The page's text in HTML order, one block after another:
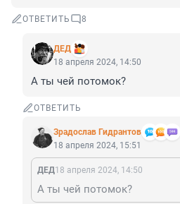
ОТВЕТИТЬ 8
ДЕД
18 апреля 2024, 14:50
А ты чей потомок?
ОТВЕТИТЬ
Зрадослав Гидрантов
18 апреля 2024, 15:51
ДЕД18 апреля 2024, 14:50
А ты чей потомок?